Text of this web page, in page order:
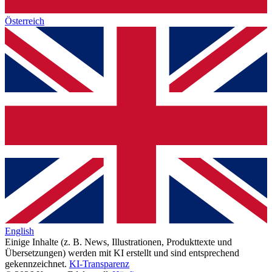
Österreich
English
Einige Inhalte (z. B. News, Illustrationen, Produkttexte und
Übersetzungen) werden mit KI erstellt und sind entsprechend
gekennzeichnet. KI-Transparenz